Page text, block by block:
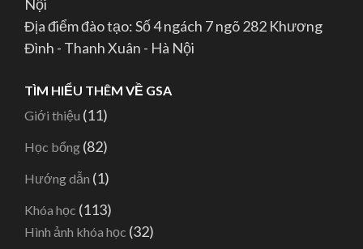
Nội
Địa điểm đào tạo: Số 4 ngách 7 ngõ 282 Khương
Đình - Thanh Xuân - Hà Nội
TÌM HIỂU THÊM VỀ GSA
Giới thiệu (11)
Học bổng (82)
Hướng dẫn (1)
Khóa học (113)
Hình ảnh khóa học (32)